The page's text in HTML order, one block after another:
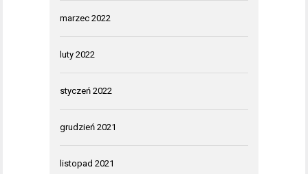
marzec 2022
luty 2022
styczeń 2022
grudzień 2021
listopad 2021